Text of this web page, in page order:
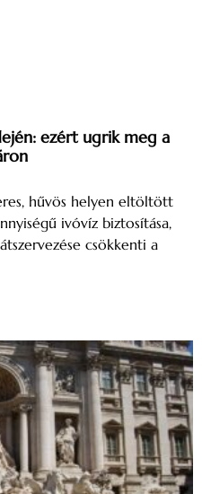
ezért ugrik meg a
hűvös helyen eltöltött
ivóvíz biztosítása,
csökkenti a